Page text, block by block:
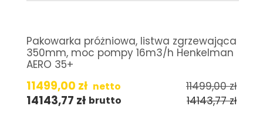
Pakowarka próżniowa, listwa zgrzewająca
350mm, moc pompy 16m3/h Henkelman
AERO 35+
11499,00 zł netto 11499,00zł
14143,77 zł brutto 14143,77zł